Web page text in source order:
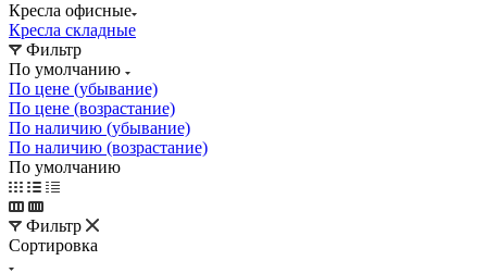
Кресла офисные
Кресла складные
Фильтр
По умолчанию
По цене (убывание)
По цене (возрастание)
По наличию (убывание)
По наличию (возрастание)
По умолчанию
Фильтр
Сортировка